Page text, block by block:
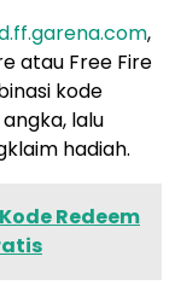
,
atau Free Fire
kode
lalu
hadiah.
Redeem